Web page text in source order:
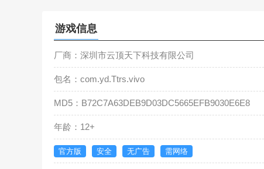
游戏信息
厂商：深圳市云顶天下科技有限公司
包名：com.yd.Ttrs.vivo
MD5：B72C7A63DEB9D03DC5665EFB9030E6E8
年龄：12+
官方版 安全 无广告 需网络